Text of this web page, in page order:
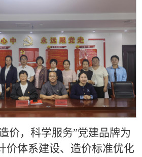
价，科学服务”党建品牌为
价体系建设、造价标准优化